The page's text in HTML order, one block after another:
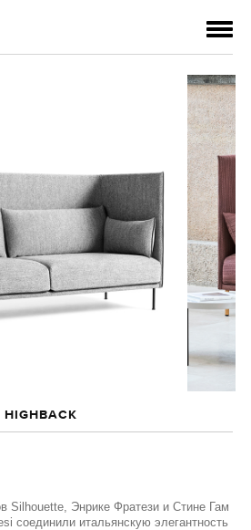
Silhouette, Энрике Фратези и Стине Гам
соединили итальянскую элегантность